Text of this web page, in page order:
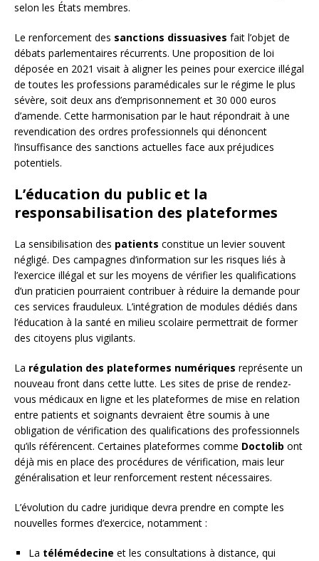
selon les États membres.
Le renforcement des sanctions dissuasives fait l’objet de
débats parlementaires récurrents. Une proposition de loi
déposée en 2021 visait à aligner les peines pour exercice illégal
de toutes les professions paramédicales sur le régime le plus
sévère, soit deux ans d’emprisonnement et 30 000 euros
d’amende. Cette harmonisation par le haut répondrait à une
revendication des ordres professionnels qui dénoncent
l’insuffisance des sanctions actuelles face aux préjudices
potentiels.
L’éducation du public et la
responsabilisation des plateformes
La sensibilisation des patients constitue un levier souvent
négligé. Des campagnes d’information sur les risques liés à
l’exercice illégal et sur les moyens de vérifier les qualifications
d’un praticien pourraient contribuer à réduire la demande pour
ces services frauduleux. L’intégration de modules dédiés dans
l’éducation à la santé en milieu scolaire permettrait de former
des citoyens plus vigilants.
La régulation des plateformes numériques représente un
nouveau front dans cette lutte. Les sites de prise de rendez-
vous médicaux en ligne et les plateformes de mise en relation
entre patients et soignants devraient être soumis à une
obligation de vérification des qualifications des professionnels
qu’ils référencent. Certaines plateformes comme Doctolib ont
déjà mis en place des procédures de vérification, mais leur
généralisation et leur renforcement restent nécessaires.
L’évolution du cadre juridique devra prendre en compte les
nouvelles formes d’exercice, notamment :
La télémédecine et les consultations à distance, qui